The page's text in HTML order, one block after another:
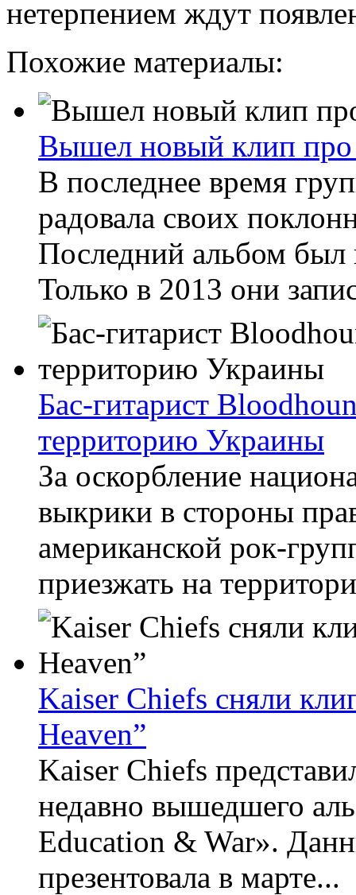
нетерпением ждут
Похожие материалы:
Вышел новый клип про
В последнее время
радовала своих
Последний альбом
Только в 2013 они
Бас-гитарист
территорию Украины
За оскорбление
выкрики в стороны
американской рок-
приезжать на
Kaiser Chiefs сняли
Heaven”
Kaiser Chiefs
недавно вышедшего
Education & War».
презентовала в марте...